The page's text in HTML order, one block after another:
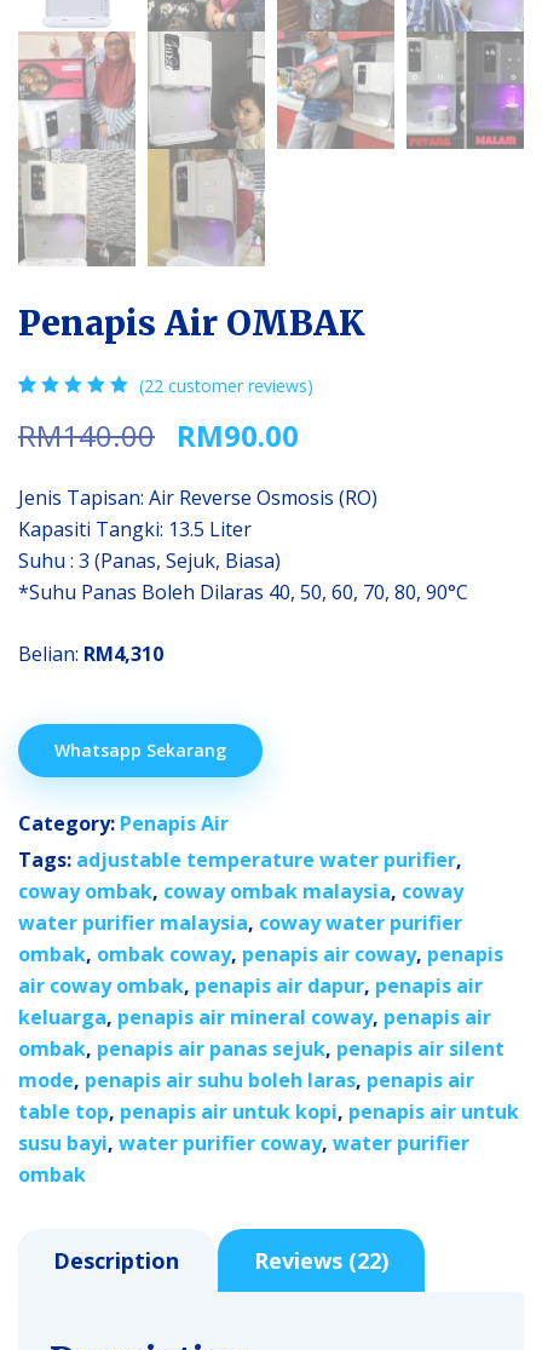
Penapis Air OMBAK
out of 5
based on
ratings
(22 customer reviews)
RM140.00 Original
was:
RM140.00.
RM90.00
is:
Jenis Tapisan: Air Reverse Osmosis (RO)
Kapasiti Tangki: 13.5 Liter
Suhu : 3 (Panas, Sejuk, Biasa)
*Suhu Panas Boleh Dilaras 40, 50, 60, 70, 80, 90°C
Belian: RM4,310
Whatsapp Sekarang
Category: Penapis Air
Tags: adjustable temperature water purifier,
coway ombak, coway ombak malaysia, coway
water purifier malaysia, coway water purifier
ombak, ombak coway, penapis air coway, penapis
air coway ombak, penapis air dapur, penapis air
keluarga, penapis air mineral coway, penapis air
ombak, penapis air panas sejuk, penapis air silent
mode, penapis air suhu boleh laras, penapis air
table top, penapis air untuk kopi, penapis air untuk
susu bayi, water purifier coway, water purifier
ombak
Description Reviews (22)